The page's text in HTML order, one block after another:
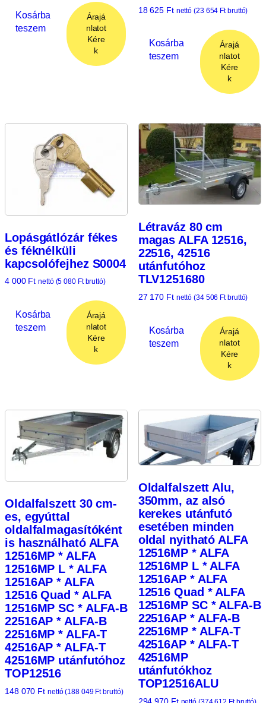
Kosárba
teszem
Árajá
nlatot
Kére
k
18 625 Ft nettó (23 654 Ftbruttó)
Kosárba
teszem
Árajá
nlatot
Kére
k
Lopásgátlózár fékes
és féknélküli
kapcsolófejhez S0004
4 000 Ft nettó (5 080 Ftbruttó)
Kosárba
teszem
Árajá
nlatot
Kére
k
Létraváz 80 cm
magas ALFA 12516,
22516, 42516
utánfutóhoz
TLV1251680
27 170 Ft nettó (34 506 Ftbruttó)
Kosárba
teszem
Árajá
nlatot
Kére
k
Oldalfalszett 30 cm-
es, egyúttal
oldalfalmagasítóként
is használható ALFA
12516MP * ALFA
12516MP L * ALFA
12516AP * ALFA
12516 Quad * ALFA
12516MP SC * ALFA-B
22516AP * ALFA-B
22516MP * ALFA-T
42516AP * ALFA-T
42516MP utánfutóhoz
TOP12516
148 070 Ft nettó (188 049 Ftbruttó)
Oldalfalszett Alu,
350mm, az alsó
kerekes utánfutó
esetében minden
oldal nyitható ALFA
12516MP * ALFA
12516MP L * ALFA
12516AP * ALFA
12516 Quad * ALFA
12516MP SC * ALFA-B
22516AP * ALFA-B
22516MP * ALFA-T
42516AP * ALFA-T
42516MP
utánfutókhoz
TOP12516ALU